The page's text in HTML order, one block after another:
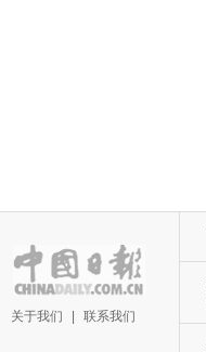
关于我们 联系我们